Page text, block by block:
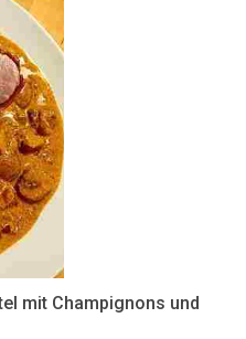
mit Champignons und